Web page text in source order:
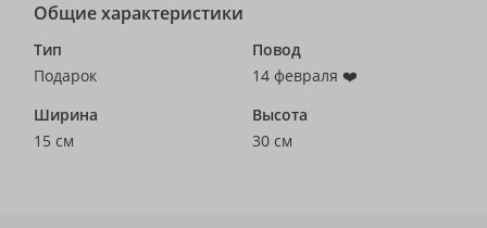
Общие характеристики
Тип
Подарок
Повод
14 февраля ❤️
Ширина
15 см
Высота
30 см